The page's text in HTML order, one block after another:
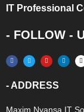
IT Professional
- FOLLOW -
- ADDRESS
Maxim Nyansa IT